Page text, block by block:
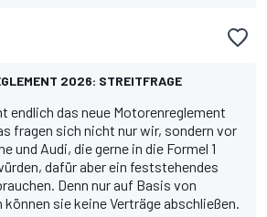
2026: STREITFRAGE
endlich das neue Motorenreglement
fragen sich nicht nur wir, sondern vor
und Audi, die gerne in die Formel 1
dafür aber ein feststehendes
Denn nur auf Basis von
können sie keine Verträge abschließen.